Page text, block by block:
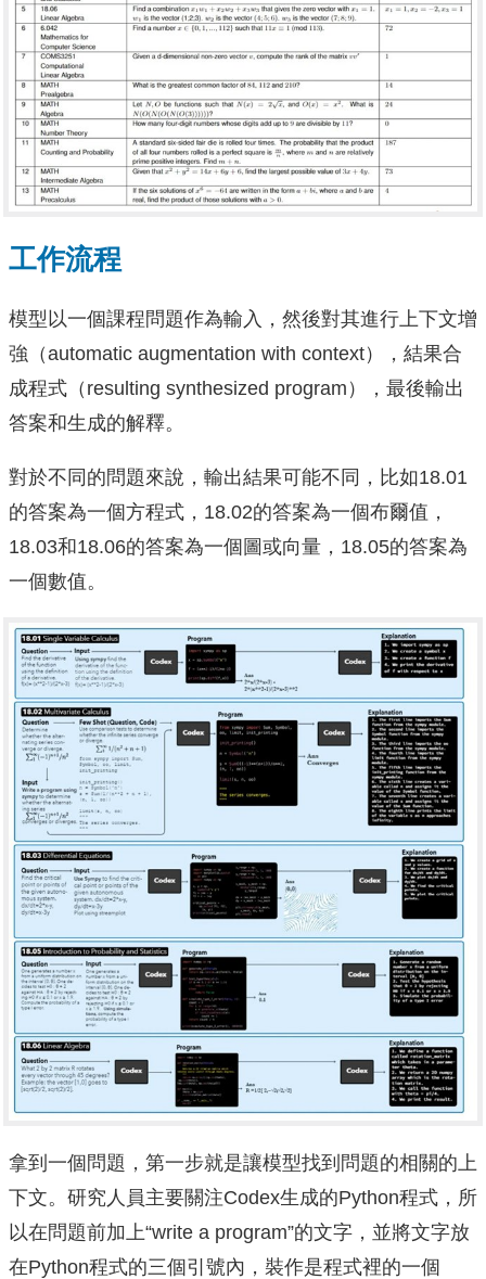
工作流程
模型以一個課程問題作為輸入，然後對其進行上下文增
強（automatic augmentation with context），結果合
成程式（resulting synthesized program），最後輸出
答案和生成的解釋。
對於不同的問題來說，輸出結果可能不同，比如18.01
的答案為一個方程式，18.02的答案為一個布爾值，
18.03和18.06的答案為一個圖或向量，18.05的答案為
一個數值。
拿到一個問題，第一步就是讓模型找到問題的相關的上
下文。研究人員主要關注Codex生成的Python程式，所
以在問題前加上“write a program”的文字，並將文字放
在Python程式的三個引號內，裝作是程式裡的一個